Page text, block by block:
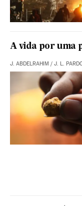
A vida por uma
J. ABDELRAHIM / J. L.